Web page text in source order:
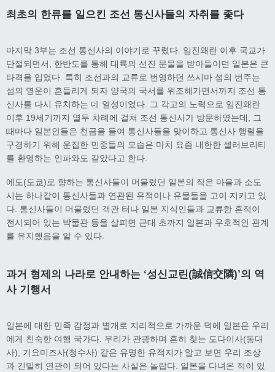
최초의 한류를 일으킨 조선 통신사들의 자취를 좇다
마지막 3부는 조선 통신사의 이야기로 꾸렸다. 임진왜란 이후 국교가
단절되면서, 한반도를 통해 대륙의 선진 문물을 받아들이던 일본은 큰
타격을 입었다. 특히 조선과의 교류로 번영하던 쓰시마 섬의 번주는
섬의 명운이 흔들리게 되자 양국의 국서를 위조해가면서까지 조선 통
신사를 다시 유치하는 데 열성이었다. 그 각고의 노력으로 임진왜란
이후 19세기까지 열두 차례에 걸쳐 조선 통신사가 방문하였는데, 그
때마다 일본인들은 천금을 들여 통신사들을 맞이하고 통신사 행렬을
구경하기 위해 운집한 민중들의 모습은 마치 요즘 내한한 셀러브리티
를 환영하는 인파와도 같았다고 한다.
에도(도쿄)로 향하는 통신사들이 머물렀던 일본의 작은 마을과 소도
시는 하나같이 통신사들과 연관된 유적이나 유물들을 고이 지키고 있
다. 통신사들이 머물렀던 객관 터나 일본 지식인들과 교류한 흔적이
전시되어 있는 박물관 등을 살피면 근대 초까지 일본과 우호적인 관계
를 유지했음을 알 수 있다.
과거 형제의 나라로 안내하는 ‘성신교린(誠信交隣)’의 역
사 기행서
일본에 대한 민족 감정과 별개로 지리적으로 가까운 덕에 일본은 우리
에게 친숙한 여행 국가다. 우리가 관광하며 흔히 찾는 도다이사(동대
사), 기요미즈사(청수사) 같은 유명한 유적지가 알고 보면 우리 조상
과 긴밀히 연관이 되어 있다는 사실은 놀랍다. 일본을 다녀온 적이 있